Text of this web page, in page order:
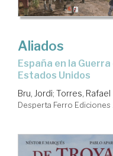
Aliados
España en la Guerra de Independencia de los
Estados Unidos
Bru, Jordi; Torres, Rafael
Desperta Ferro Ediciones